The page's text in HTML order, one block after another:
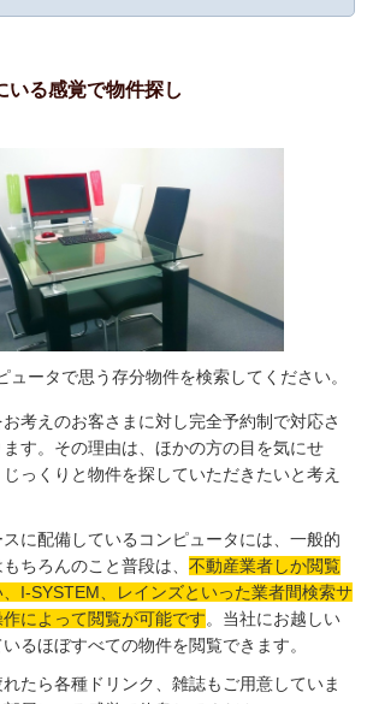
いる感覚で物件探し
ュータで思う存分物件を検索してください。
考えのお客さまに対し完全予約制で対応さ
す。その理由は、ほかの方の目を気にせ
っくりと物件を探していただきたいと考え
に配備しているコンピュータには、一般的
ちろんのこと普段は、 不動産業者しか閲覧
I-SYSTEM、レインズといった業者間検索サ
によって閲覧が可能です。当社にお越しい
るほぼすべての物件を閲覧できます。
たら各種ドリンク、雑誌もご用意していま